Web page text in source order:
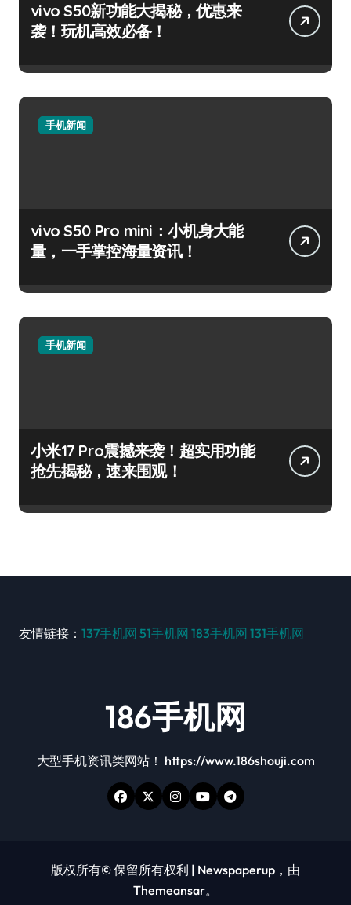
vivo S50新功能大揭秘，优惠来
袭！玩机高效必备！
手机新闻
vivo S50 Pro mini：小机身大能
量，一手掌控海量资讯！
手机新闻
小米17 Pro震撼来袭！超实用功能
抢先揭秘，速来围观！
友情链接： 137手机网 51手机网 183手机网 131手机网
186手机网
大型手机资讯类网站！ https://www.186shouji.com
版权所有© 保留所有权利 | Newspaperup ，由
Themeansar。